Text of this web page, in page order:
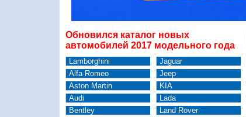
Обновился каталог новых
автомобилей 2017 модельного года
Lamborghini
Alfa Romeo
Aston Martin
Audi
Bentley
Jaguar
Jeep
KIA
Lada
Land Rover